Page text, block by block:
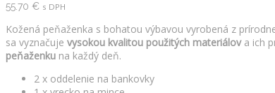
55.70 € s DPH
Kožená peňaženka s bohatou výbavou vyrobená z
sa vyznačuje vysokou kvalitou použitých materiálova ich
peňaženku na každý deň.
2 x oddelenie na bankovky